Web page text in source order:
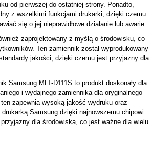
od pierwszej do ostatniej strony. Ponadto,
z wszelkimi funkcjami drukarki, dzięki czemu
się o jej nieprawidłowe działanie lub awarie.
zaprojektowany z myślą o środowisku, co
Ten zamiennik został wyprodukowany
jakości, dzięki czemu jest przyjazny dla
Samsung MLT-D111S to produkt doskonały dla
i wydajnego zamiennika dla oryginalnego
zapewnia wysoką jakość wydruku oraz
drukarką Samsung dzięki najnowszemu chipowi.
dla środowiska, co jest ważne dla wielu